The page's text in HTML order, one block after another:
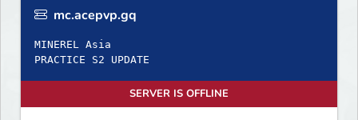
mc.acepvp.gq
MINEREL Asia
PRACTICE S2 UPDATE
SERVER IS OFFLINE